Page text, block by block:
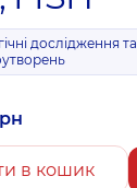
дослідження та
в кошик